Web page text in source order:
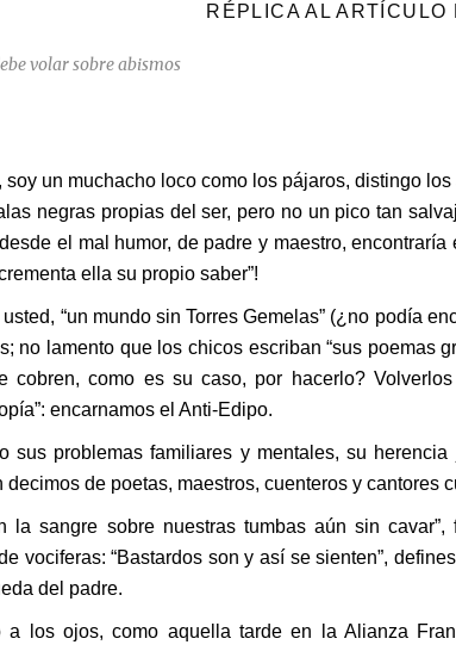
RÉPLICA ALARTÍCULO
volar sobre abismos
soy un muchacho loco como los pájaros, distingo
negras propias del ser, pero no un pico tan
el mal humor, de padre y maestro,
ella su propio saber”!
“un mundo sin Torres Gemelas” (¿no podía
no lamento que los chicos escriban “sus poemas
cobren, como es su caso, por hacerlo?
encarnamos el Anti-Edipo.
sus problemas familiares y mentales, su
de poetas, maestros, cuenteros y cantores
la sangre sobre nuestras tumbas aún sin
vociferas: “Bastardos son y así se sienten”,
del padre.
los ojos, como aquella tarde en la Alianza